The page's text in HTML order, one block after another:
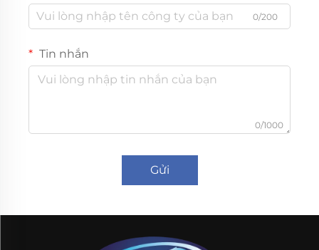
0/200
Tin nhắn
0/1000
Gửi